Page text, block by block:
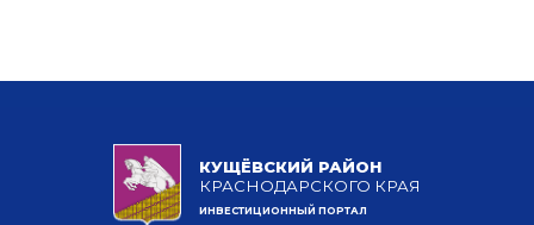
КУЩЁВСКИЙ РАЙОН
КРАСНОДАРСКОГО КРАЯ
ИНВЕСТИЦИОННЫЙ ПОРТАЛ